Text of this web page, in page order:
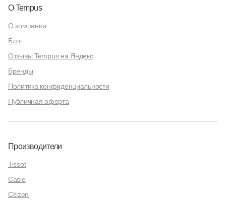
О Tempus
О компании
Блог
Отзывы Tempus на Яндекс
Бренды
Политика конфиденциальности
Публичная оферта
Производители
Tissot
Casio
Citizen